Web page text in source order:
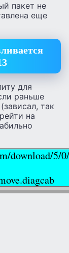
пакет не
еще
для
раньше
так
на
download/5/